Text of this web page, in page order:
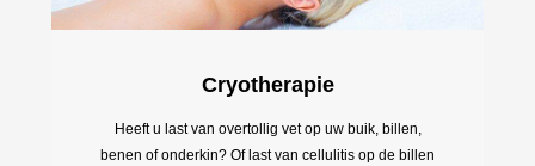
Cryotherapie
Heeft u last van overtollig vet op uw buik, billen,
benen of onderkin? Of last van cellulitis op de billen